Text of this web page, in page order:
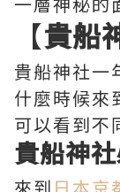
【貴船
貴船神社一
什麼時候來
可以看到不
貴船神